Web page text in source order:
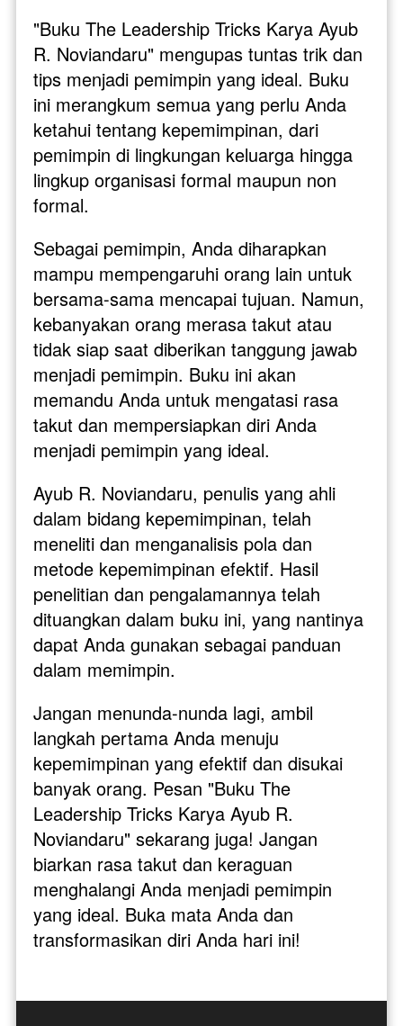
"Buku The Leadership Tricks Karya Ayub
R. Noviandaru" mengupas tuntas trik dan
tips menjadi pemimpin yang ideal. Buku
ini merangkum semua yang perlu Anda
ketahui tentang kepemimpinan, dari
pemimpin di lingkungan keluarga hingga
lingkup organisasi formal maupun non
formal.
Sebagai pemimpin, Anda diharapkan
mampu mempengaruhi orang lain untuk
bersama-sama mencapai tujuan. Namun,
kebanyakan orang merasa takut atau
tidak siap saat diberikan tanggung jawab
menjadi pemimpin. Buku ini akan
memandu Anda untuk mengatasi rasa
takut dan mempersiapkan diri Anda
menjadi pemimpin yang ideal.
Ayub R. Noviandaru, penulis yang ahli
dalam bidang kepemimpinan, telah
meneliti dan menganalisis pola dan
metode kepemimpinan efektif. Hasil
penelitian dan pengalamannya telah
dituangkan dalam buku ini, yang nantinya
dapat Anda gunakan sebagai panduan
dalam memimpin.
Jangan menunda-nunda lagi, ambil
langkah pertama Anda menuju
kepemimpinan yang efektif dan disukai
banyak orang. Pesan "Buku The
Leadership Tricks Karya Ayub R.
Noviandaru" sekarang juga! Jangan
biarkan rasa takut dan keraguan
menghalangi Anda menjadi pemimpin
yang ideal. Buka mata Anda dan
transformasikan diri Anda hari ini!